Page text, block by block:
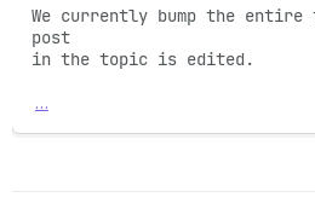
We currently bump the
post
in the topic is edited.
…